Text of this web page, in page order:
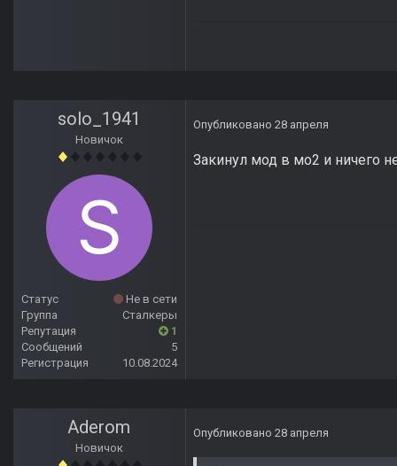
solo_1941
Новичок
Статус
Не в сети
Группа
Сталкеры
Репутация
1
Сообщений
5
Регистрация
10.08.2024
Опубликовано 28 апреля
Закинул мод в мо2 и ничего
Aderom
Новичок
Опубликовано 28 апреля